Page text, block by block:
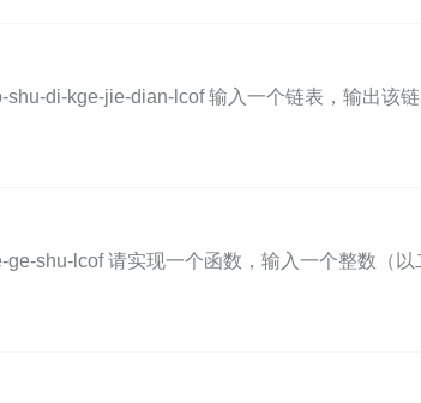
di-kge-jie-dian-lcof 输入一个链表，输出该
shu-lcof 请实现一个函数，输入一个整数（